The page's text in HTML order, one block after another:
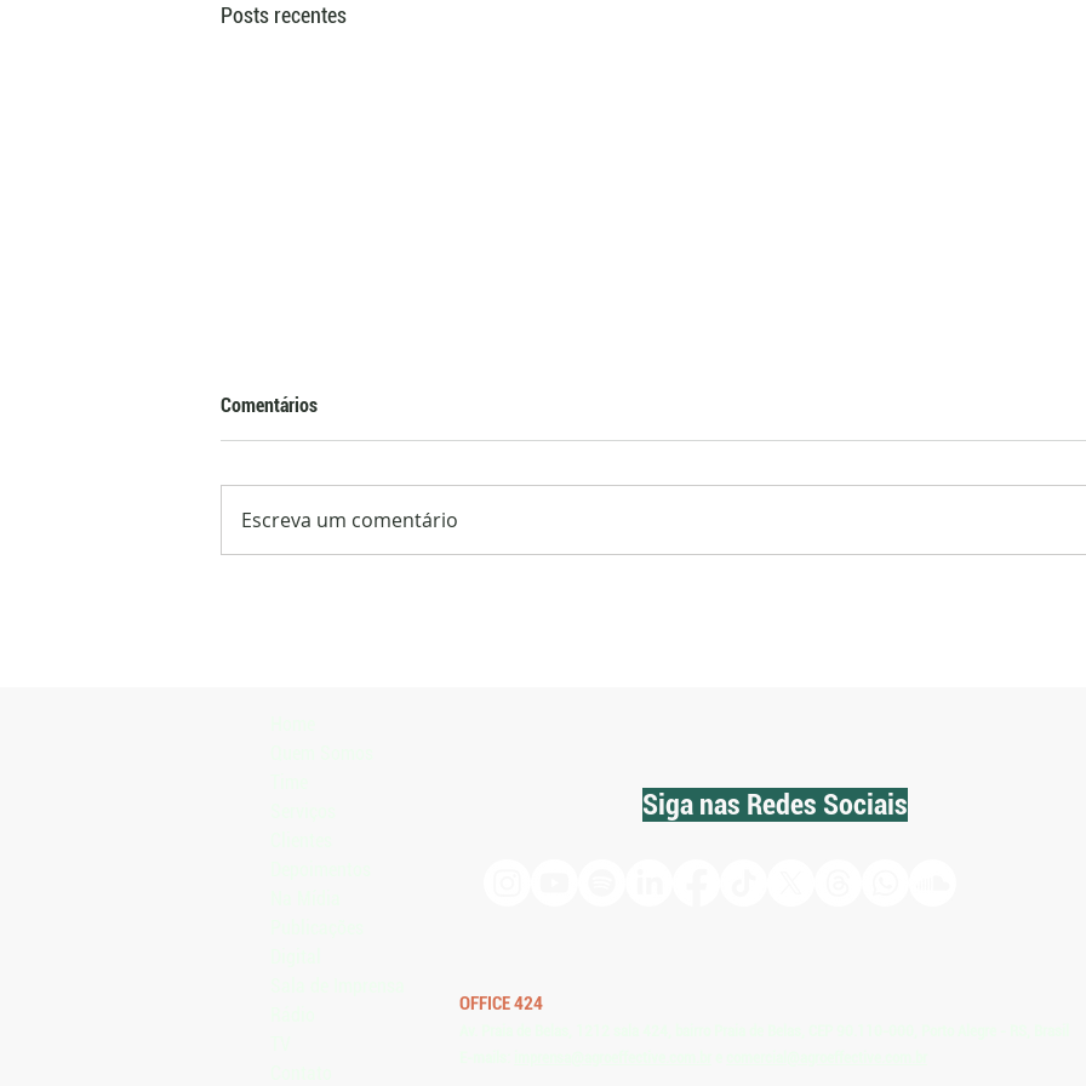
Posts recentes
Comentários
Escreva um comentário
Siga nas Redes Sociais
OFFICE 424